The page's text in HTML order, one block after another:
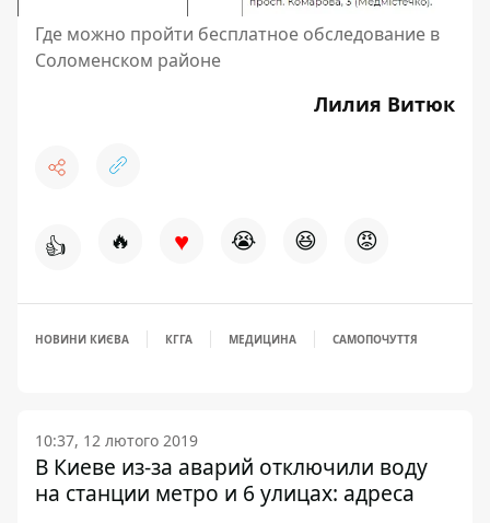
Где можно пройти бесплатное обследование в
Соломенском районе
Лилия Витюк
👍 🔥 ♥ 😭 😆 😡
НОВИНИ КИЄВА КГГА МЕДИЦИНА САМОПОЧУТТЯ
10:37, 12 лютого 2019
В Киеве из-за аварий отключили воду
на станции метро и 6 улицах: адреса